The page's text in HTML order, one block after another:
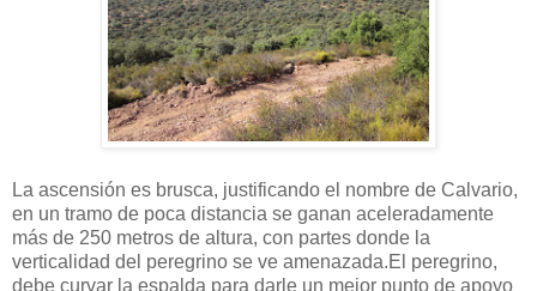
La ascensión es brusca, justificando el nombre de Calvario,
en un tramo de poca distancia se ganan aceleradamente
más de 250 metros de altura, con partes donde la
verticalidad del peregrino se ve amenazada.El peregrino,
debe curvar la espalda para darle un mejor punto de apoyo